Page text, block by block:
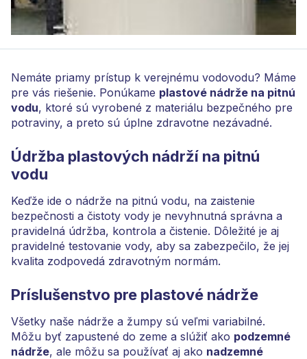
Nemáte priamy prístup k verejnému vodovodu? Máme
pre vás riešenie. Ponúkame plastové nádrže na pitnú
vodu, ktoré sú vyrobené z materiálu bezpečného pre
potraviny, a preto sú úplne zdravotne nezávadné.
Údržba plastových nádrží na pitnú
vodu
Keďže ide o nádrže na pitnú vodu, na zaistenie
bezpečnosti a čistoty vody je nevyhnutná správna a
pravidelná údržba, kontrola a čistenie. Dôležité je aj
pravidelné testovanie vody, aby sa zabezpečilo, že jej
kvalita zodpovedá zdravotným normám.
Príslušenstvo pre plastové nádrže
Všetky naše nádrže a žumpy sú veľmi variabilné.
Môžu byť zapustené do zeme a slúžiť ako podzemné
nádrže, ale môžu sa používať aj ako nadzemné